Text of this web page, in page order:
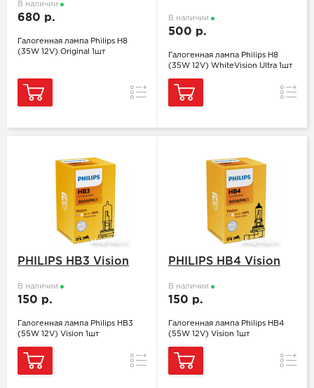
В наличии
680 р.
Галогенная лампа Philips H8
(35W 12V) Original 1шт
Сравнение
В наличии
500 р.
Галогенная лампа Philips H8
(35W 12V) WhiteVision Ultra 1шт
PHILIPS HB3 Vision
В наличии
150 р.
Галогенная лампа Philips HB3
(55W 12V) Vision 1шт
Сравнение
PHILIPS HB4 Vision
В наличии
150 р.
Галогенная лампа Philips HB4
(55W 12V) Vision 1шт